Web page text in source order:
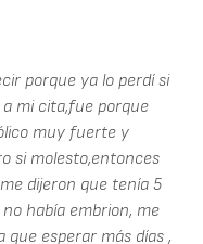
porque ya lo perdí si
mi cita,fue porque
muy fuerte y
si molesto,entonces
dijeron que tenía 5
había embrion, me
esperar más días ,